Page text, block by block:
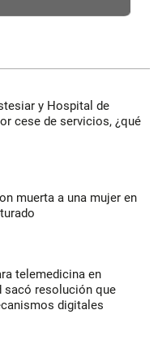
y Hospital de
cese de servicios, ¿qué
muerta a una mujer en
telemedicina en
sacó resolución que
digitales